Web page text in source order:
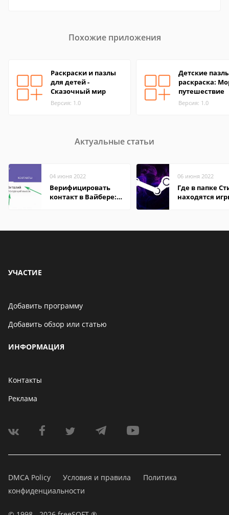
Похожие приложения
Раскраски и пазлы
для детей -
Сказочный мир
Версия: 1.0
Детские
раскраска:
путешествие
Версия: 1.0
Актуальные статьи
04 июня 2022
Верифицировать
контакт в Вайбере:
06 июня 2022
Где в папке
находятся
УЧАСТИЕ
Добавить программу
Добавить обзор или статью
ИНФОРМАЦИЯ
Контакты
Реклама
DMCA Policy Условия и правила
Политика
конфиденциальности